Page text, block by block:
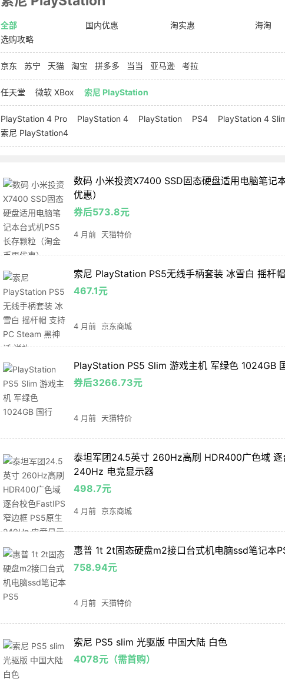
全部 国内优惠 淘实惠 海淘
选购攻略
京东 苏宁 天猫 淘宝 拼多多 当当 亚马逊 考拉
任天堂 微软 XBox 索尼 PlayStation
PlayStation 4 Pro PlayStation 4 PlayStation PS4 PlayStation 4
索尼 PlayStation4
数码 小米投资X7400 SSD固态硬盘适用电脑笔记
优惠）
券后573.8元
4 月前 天猫特价
索尼 PlayStation PS5无线手柄套装 冰雪白 摇杆
467.1元
4 月前 京东商城
PlayStation PS5 Slim 游戏主机 军绿色 1024GB
券后3266.73元
4 月前 天猫特价
泰坦军团24.5英寸 260Hz高刷 HDR400广色域 逐
240Hz 电竞显示器
498.7元
4 月前 京东商城
惠普 1t 2t固态硬盘m2接口台式机电脑ssd笔记本
758.94元
4 月前 天猫特价
索尼 PS5 slim 光驱版 中国大陆 白色
4078元（需首购）